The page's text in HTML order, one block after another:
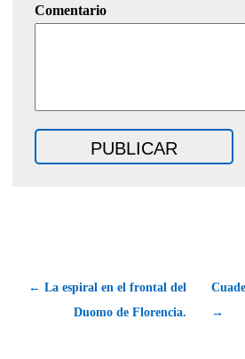
Comentario
← La espiral en el frontal del
Duomo de Florencia.
→